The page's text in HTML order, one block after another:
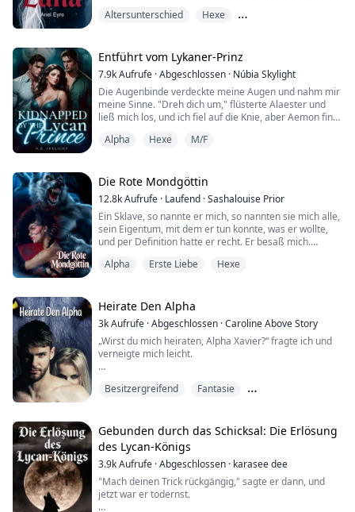
heraus, dass sie mit einem Werwolf verbunden ist. Und
sind Todfeinde, aber irgen...
Altersunterschied
Hexe
Entführt vom Lykaner-Prinz
7.9kAufrufe ·Abgeschlossen · Núbia Skylight
Die Augenbinde verdeckte meine Augen und nahm mir
meine Sinne. "Dreh dich um," flüsterte Alaester und
ließ mich los, und ich fiel auf die Knie, aber Aemon fing
Monster," befahl er, beugte sich vor und spreizte meine
"Was habt ihr vor..." Meine Stimme wurde von einem
heißen Schlag auf meinen Hintern unterbrochen, der
mich auf...
Alpha Hexe M/F
Die Rote Mondgöttin
12.8kAufrufe · Laufend ·Sashalouise Prior
Ein Sklave, so nannte er mich, so nannten sie mich alle,
sein Eigentum, mit dem er tun konnte, was er wollte,
und per Definition hatte er recht. Er besaß mich.
Es begann mit meinen Vorfahren, etwa mein Ur-ur-ur-
konventionelle Weise zu zahlen. Also tat er, was wohl
jeder getan hätte, er verkaufte ihm seine T...
Alpha Erste Liebe Hexe
Heirate Den Alpha
3kAufrufe ·Abgeschlossen ·Caroline Above Story
„Wirst du mich heiraten, Alpha Xavier?“ fragte ich und
verneigte mich leicht.
Anscheinend wird er als einer der stärksten Männer
Nicht, dass das für mich eine Rolle spielt, aber ich
schätze, es ist ein Pluspunkt.
„Wie bitte?“ Der Mann starrte mich ungläubig an.
„Falls ich mich wiederholen m...
Besitzergreifend
Fantasie
Gebunden durch das Schicksal: Die Erlösung
des Lycan-Königs
3.9kAufrufe ·Abgeschlossen · karasee dee
"Mach deinen Trick rückgängig," sagte er dann, und
jetzt war er todernst.